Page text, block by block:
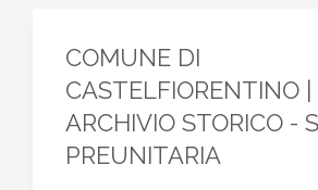
COMUNE DI
CASTELFIORENTINO |
ARCHIVIO STORICO -
PREUNITARIA